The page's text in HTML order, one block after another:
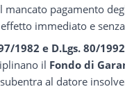
mancato pagamento
immediato e
1982 e D.Lgs. 80/1992
il Fondo di
al datore